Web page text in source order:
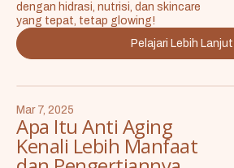
dengan hidrasi, nutrisi, dan skincare
yang tepat, tetap glowing!
Pelajari Lebih Lanjut
Mar 7, 2025
Apa Itu Anti Aging
Kenali Lebih Manfaat